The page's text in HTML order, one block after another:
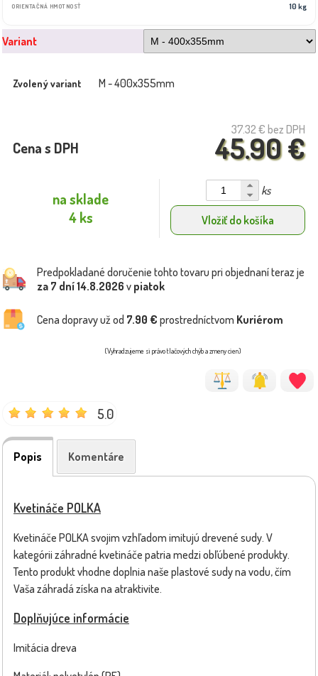
ORIENTAČNÁ HMOTNOSŤ 10 kg
Variant
Zvolený variant M - 400x355mm
37.32 € bez DPH
45.90 €
Cena s DPH
na sklade
4 ks
ks
Vložiť do košíka
Predpokladané doručenie tohto tovaru pri objednaní teraz je
za 7 dní14.8.2026 v piatok
Cena dopravy už od 7.90 € prostredníctvom Kuriérom
(Vyhradzujeme si právo tlačových chýb a zmeny cien)
5.0
Popis Komentáre
Kvetináče POLKA
Kvetináče POLKA svojim vzhľadom imitujú drevené sudy. V
kategórii záhradné kvetináče patria medzi obľúbené produkty.
Tento produkt vhodne doplnia naše plastové sudy na vodu, čím
Vaša záhradá získa na atraktivite.
Doplňujúce informácie
Imitácia dreva